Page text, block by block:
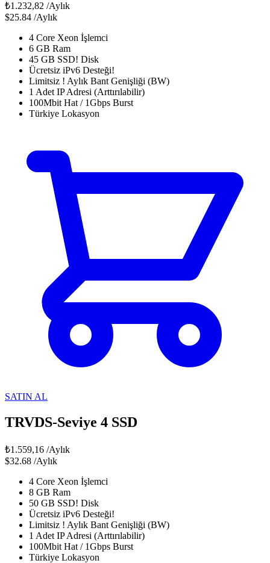
₺1.232,82 /Aylık
$25.84 /Aylık
4 Core Xeon İşlemci
6 GB Ram
45 GB SSD! Disk
Ücretsiz iPv6 Desteği!
Limitsiz ! Aylık Bant Genişliği (BW)
1 Adet IP Adresi (Arttırılabilir)
100Mbit Hat / 1Gbps Burst
Türkiye Lokasyon
SATIN AL
TRVDS-Seviye 4 SSD
₺1.559,16 /Aylık
$32.68 /Aylık
4 Core Xeon İşlemci
8 GB Ram
50 GB SSD! Disk
Ücretsiz iPv6 Desteği!
Limitsiz ! Aylık Bant Genişliği (BW)
1 Adet IP Adresi (Arttırılabilir)
100Mbit Hat / 1Gbps Burst
Türkiye Lokasyon